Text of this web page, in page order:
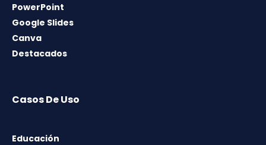
PowerPoint
Google Slides
Canva
Destacados
Casos De Uso
Educación